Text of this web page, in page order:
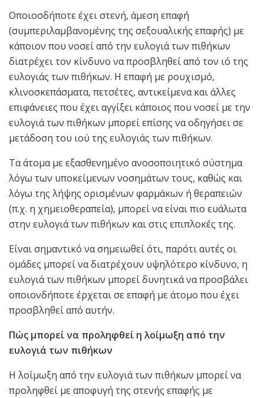
Οποιοσδήποτε έχει στενή, άμεση επαφή
(συμπεριλαμβανομένης της σεξουαλικής επαφής) με
κάποιον που νοσεί από την ευλογιά των πιθήκων
διατρέχει τον κίνδυνο να προσβληθεί από τον ιό της
ευλογιάς των πιθήκων. Η επαφή με ρουχισμό,
κλινοσκεπάσματα, πετσέτες, αντικείμενα και άλλες
επιφάνειες που έχει αγγίξει κάποιος που νοσεί με την
ευλογιά των πιθήκων μπορεί επίσης να οδηγήσει σε
μετάδοση του ιού της ευλογιάς των πιθήκων.
Τα άτομα με εξασθενημένο ανοσοποιητικό σύστημα
λόγω των υποκείμενων νοσημάτων τους, καθώς και
λόγω της λήψης ορισμένων φαρμάκων ή θεραπειών
(π.χ. η χημειοθεραπεία), μπορεί να είναι πιο ευάλωτα
στην ευλογιά των πιθήκων και στις επιπλοκές της.
Είναι σημαντικό να σημειωθεί ότι, παρότι αυτές οι
ομάδες μπορεί να διατρέχουν υψηλότερο κίνδυνο, η
ευλογιά των πιθήκων μπορεί δυνητικά να προσβάλει
οποιονδήποτε έρχεται σε επαφή με άτομο που έχει
προσβληθεί από αυτήν.
Πώς μπορεί να προληφθεί η λοίμωξη από την
ευλογιά των πιθήκων
Η λοίμωξη από την ευλογιά των πιθήκων μπορεί να
προληφθεί με αποφυγή της στενής επαφής με